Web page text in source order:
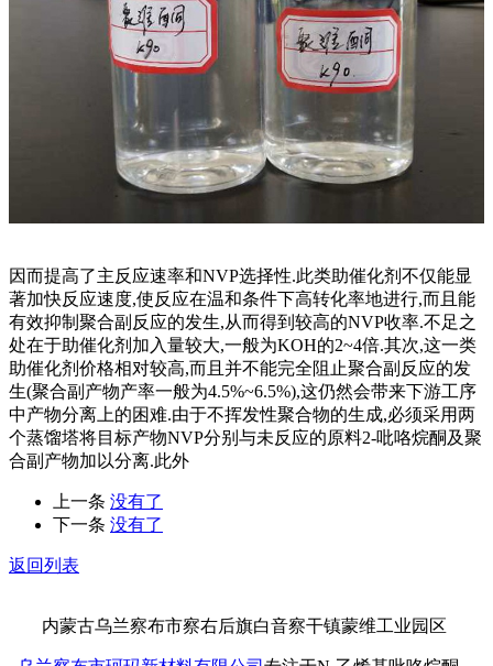
因而提高了主反应速率和NVP选择性.此类助催化剂不仅能显
著加快反应速度,使反应在温和条件下高转化率地进行,而且能
有效抑制聚合副反应的发生,从而得到较高的NVP收率.不足之
处在于助催化剂加入量较大,一般为KOH的2~4倍.其次,这一类
助催化剂价格相对较高,而且并不能完全阻止聚合副反应的发
生(聚合副产物产率一般为4.5%~6.5%),这仍然会带来下游工序
中产物分离上的困难.由于不挥发性聚合物的生成,必须采用两
个蒸馏塔将目标产物NVP分别与未反应的原料2-吡咯烷酮及聚
合副产物加以分离.此外
上一条 没有了
下一条 没有了
返回列表
内蒙古乌兰察布市察右后旗白音察干镇蒙维工业园区